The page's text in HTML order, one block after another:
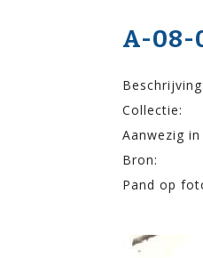
A-08-
Beschrijving:
Collectie:
Aanwezig in
Bron:
Pand op